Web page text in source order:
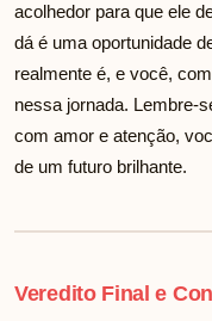
acolhedor para que ele
dá é uma oportunidade
realmente é, e você,
nessa jornada. Lembre-
com amor e atenção,
de um futuro brilhante.
Veredito Final e